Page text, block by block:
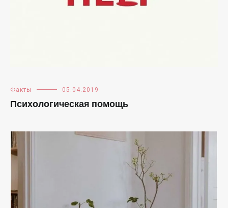
Факты 05.04.2019
Психологическая помощь